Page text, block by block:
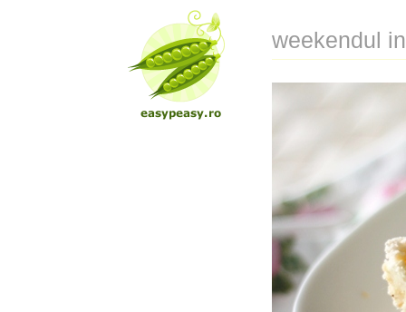
weekendul